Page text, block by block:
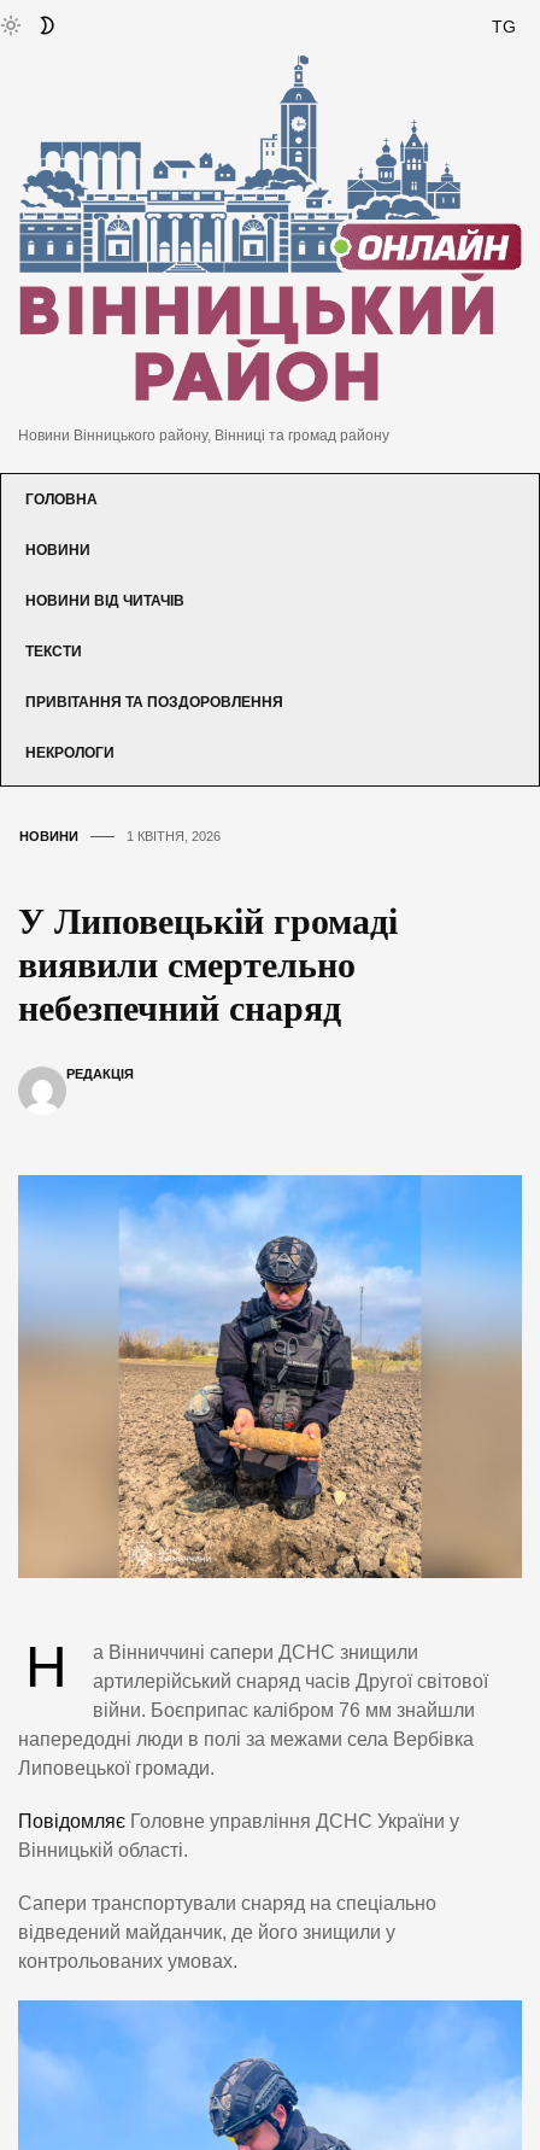
TG
Новини Вінницького району, Вінниці та громад району
ГОЛОВНА
НОВИНИ
НОВИНИ ВІД ЧИТАЧІВ
ТЕКСТИ
ПРИВІТАННЯ ТА ПОЗДОРОВЛЕННЯ
НЕКРОЛОГИ
НОВИНИ 1 КВІТНЯ, 2026
У Липовецькій громаді
виявили смертельно
небезпечний снаряд
РЕДАКЦІЯ
Н
а Вінниччині сапери ДСНС знищили
артилерійський снаряд часів Другої світової
війни. Боєприпас калібром 76 мм знайшли
напередодні люди в полі за межами села Вербівка
Липовецької громади.
Повідомляє Головне управління ДСНС України у
Вінницькій області.
Сапери транспортували снаряд на спеціально
відведений майданчик, де його знищили у
контрольованих умовах.